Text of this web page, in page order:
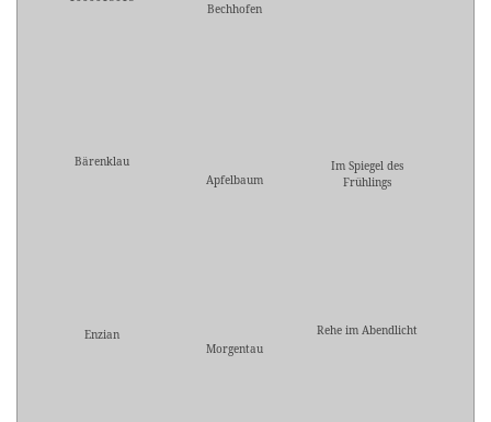
Bechhofen
Bärenklau
Apfelbaum
Im Spiegel des
Frühlings
Enzian
Morgentau
Rehe im Abendlicht